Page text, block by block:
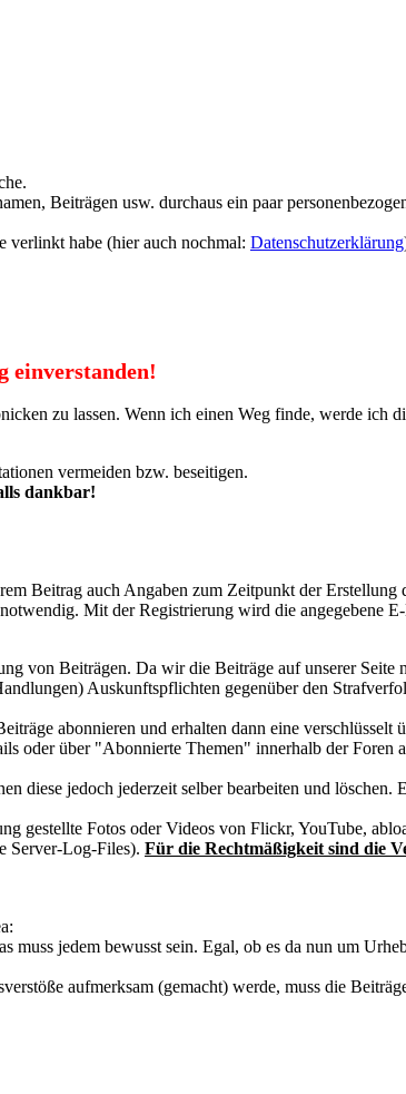
Beiträgen usw. durchaus ein paar
verlinkt habe (hier auch nochmal: Datenschutzerklärung
einverstanden!
zu lassen. Wenn ich einen Weg finde, werde ich
vermeiden bzw. beseitigen.
dankbar!
Beitrag auch Angaben zum Zeitpunkt der
Mit der Registrierung wird die angegebene
von Beiträgen. Da wir die Beiträge auf unserer
Auskunftspflichten gegenüber den
abonnieren und erhalten dann eine
oder über "Abonnierte Themen" innerhalb der Foren
diese jedoch jederzeit selber bearbeiten und
gestellte Fotos oder Videos von Flickr, YouTube,
Server-Log-Files). Für die Rechtmäßigkeit sind die
jedem bewusst sein. Egal, ob es da nun um
aufmerksam (gemacht) werde, muss die